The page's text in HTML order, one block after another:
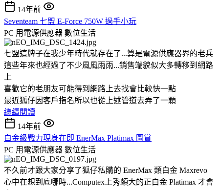
14年前
Seventeam 七盟 E-Force 750W 過手小玩
PC 用電源供應器 數位生活
七盟這牌子在我少年時代就存在了...算是電源供應器界的老兵
這些年來也經過了不少風風雨雨...銷售端貌似大多轉移到網路
上
喜歡它的老朋友可能得到網路上去找會比較快一點
最近狐仔因客戶指名所以也從上述管道去弄了一顆
繼續閱讀
14年前
白金級戰力現身在即 EnerMax Platimax 圖賞
PC 用電源供應器 數位生活
不久前才跟大家分享了狐仔私購的 EnerMax 類白金 Maxrevo
心中在想到底哪時...Computex上秀頗大的正白金 Platimax 才會